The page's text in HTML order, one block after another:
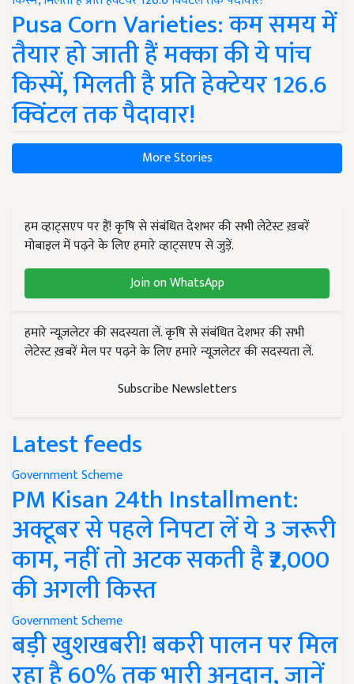
Pusa Corn Varieties: कम समय में
तैयार हो जाती हैं मक्का की ये पांच
किस्में, मिलती है प्रति हेक्टेयर 126.6
क्विंटल तक पैदावार!
More Stories
हम व्हाट्सएप पर हैं! कृषि से संबंधित देशभर की सभी लेटेस्ट ख़बरें
मोबाइल में पढ़ने के लिए हमारे व्हाट्सएप से जुड़ें.
Join on WhatsApp
हमारे न्यूज़लेटर की सदस्यता लें. कृषि से संबंधित देशभर की सभी
लेटेस्ट ख़बरें मेल पर पढ़ने के लिए हमारे न्यूज़लेटर की सदस्यता लें.
Subscribe Newsletters
Latest feeds
Government Scheme
PM Kisan 24th Installment:
अक्टूबर से पहले निपटा लें ये 3 जरूरी
काम, नहीं तो अटक सकती है ₹2,000
की अगली किस्त
Government Scheme
बड़ी खुशखबरी! बकरी पालन पर मिल